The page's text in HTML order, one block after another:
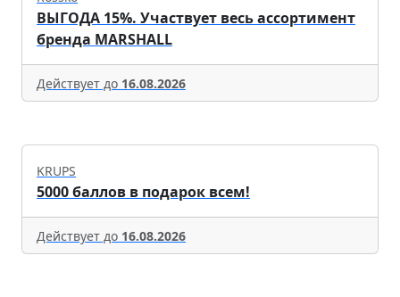
ВЫГОДА 15%. Участвует весь ассортимент
бренда MARSHALL
Действует до 16.08.2026
KRUPS
5000 баллов в подарок всем!
Действует до 16.08.2026